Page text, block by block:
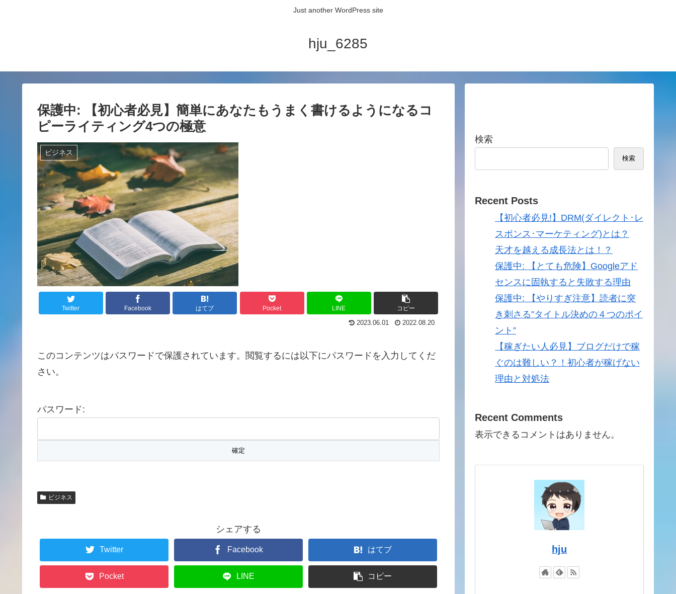
Just another WordPress site
hju_6285
保護中: 【初心者必見】簡単にあなたもうまく書けるようになるコ
ピーライティング4つの極意
ビジネス
Twitter Facebook はてブ Pocket LINE コピー
2023.06.01 2022.08.20
このコンテンツはパスワードで保護されています。閲覧するには以下にパスワードを入力してくだ
さい。
パスワード:
ビジネス
シェアする
Twitter Facebook はてブ
Pocket LINE コピー
検索
検索
Recent Posts
【初心者必見!】DRM(ダイレクト･レ
スポンス･マーケティング)とは？
天才を越える成長法とは！？
保護中: 【とても危険】Googleアド
センスに固執すると失敗する理由
保護中: 【やりすぎ注意】読者に突
き刺さる”タイトル決めの４つのポイ
ント”
【稼ぎたい人必見】ブログだけで稼
ぐのは難しい？！初心者が稼げない
理由と対処法
Recent Comments
表示できるコメントはありません。
hju